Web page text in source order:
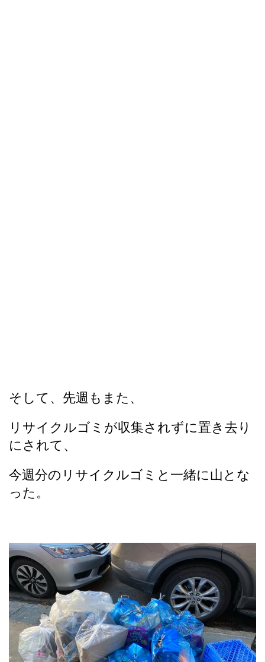
そして、先週もまた、
リサイクルゴミが収集されずに置き去り
にされて、
今週分のリサイクルゴミと一緒に山とな
った。